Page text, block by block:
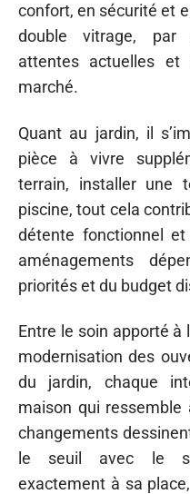
confort, en sécurité et
double vitrage, par
attentes actuelles
marché.
Quant au jardin, il
pièce à vivre
terrain, installer une
piscine, tout cela
détente fonctionnel
aménagements
priorités et du budget
Entre le soin apporté à
modernisation des
du jardin, chaque
maison qui
changements
le seuil avec le
exactement à sa